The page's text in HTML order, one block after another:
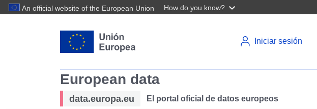
An official website of the European Union How do you know?
Iniciar sesión
European data
data.europa.eu El portal oficial de datos europeos